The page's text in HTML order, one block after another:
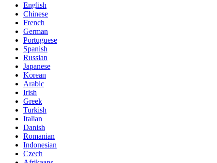
English
Chinese
French
German
Portuguese
Spanish
Russian
Japanese
Korean
Arabic
Irish
Greek
Turkish
Italian
Danish
Romanian
Indonesian
Czech